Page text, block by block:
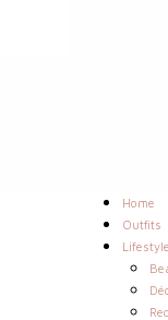
Home
Outfits
Lifestyle